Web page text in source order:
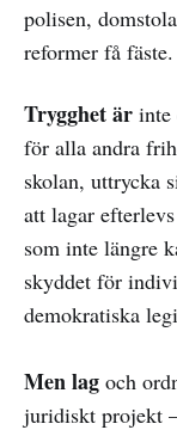
polisen,
reformer få fäste.
Trygghet är inte
för alla andra
skolan, uttrycka
att lagar
som inte längre
skyddet för
demokratiska
Men lag och
juridiskt projekt